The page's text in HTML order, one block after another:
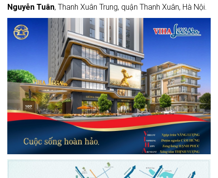
Nguyễn Tuân, Thanh Xuân Trung, quận Thanh Xuân, Hà Nội.